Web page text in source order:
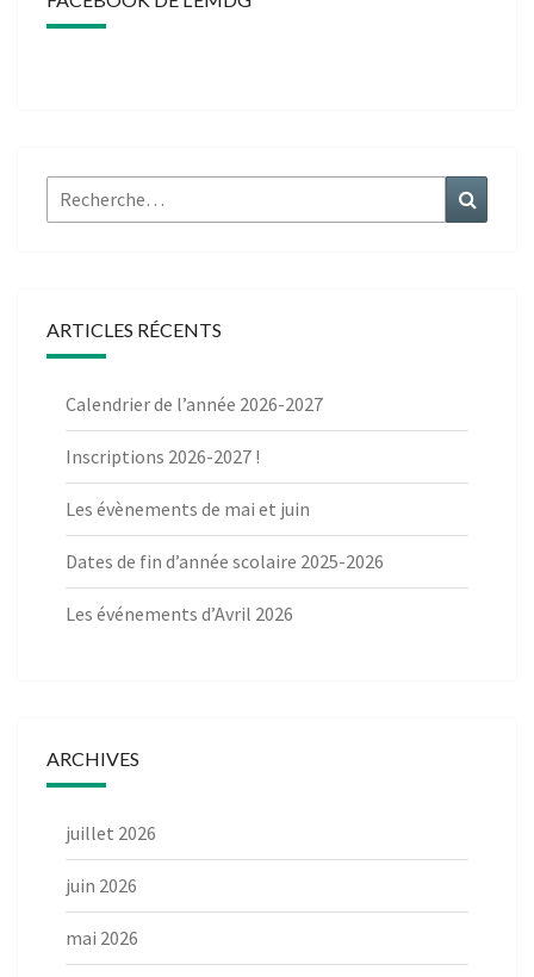
Rechercher :
ARTICLES RÉCENTS
Calendrier de l’année 2026-2027
Inscriptions 2026-2027 !
Les évènements de mai et juin
Dates de fin d’année scolaire 2025-2026
Les événements d’Avril 2026
ARCHIVES
juillet 2026
juin 2026
mai 2026